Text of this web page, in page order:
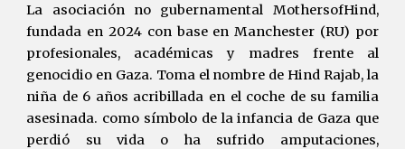
La asociación no gubernamental MothersofHind,
fundada en 2024 con base en Manchester (RU) por
profesionales, académicas y madres frente al
genocidio en Gaza. Toma el nombre de Hind Rajab, la
niña de 6 años acribillada en el coche de su familia
asesinada. como símbolo de la infancia de Gaza que
perdió su vida o ha sufrido amputaciones,